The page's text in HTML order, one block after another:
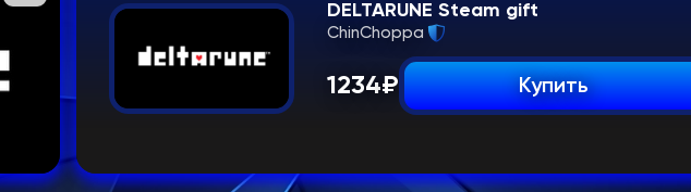
DELTARUNE Steam gift
ChinChoppa
1234₽ Купить